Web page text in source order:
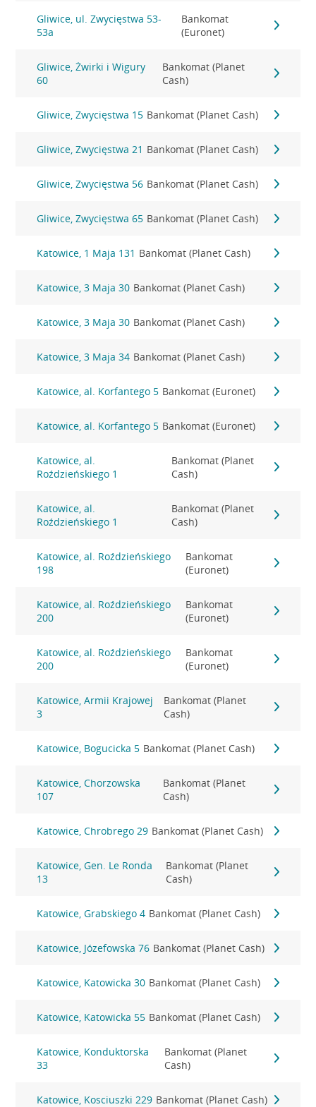
Gliwice, ul. Zwycięstwa 53-
53a
Bankomat
(Euronet)
Gliwice, Żwirki i Wigury
60
Bankomat (Planet
Cash)
Gliwice, Zwycięstwa 15 Bankomat (Planet Cash)
Gliwice, Zwycięstwa 21 Bankomat (Planet Cash)
Gliwice, Zwycięstwa 56 Bankomat (Planet Cash)
Gliwice, Zwycięstwa 65 Bankomat (Planet Cash)
Katowice, 1 Maja 131 Bankomat (Planet Cash)
Katowice, 3 Maja 30 Bankomat (Planet Cash)
Katowice, 3 Maja 30 Bankomat (Planet Cash)
Katowice, 3 Maja 34 Bankomat (Planet Cash)
Katowice, al. Korfantego 5 Bankomat (Euronet)
Katowice, al. Korfantego 5 Bankomat (Euronet)
Katowice, al.
Roździeńskiego 1
Bankomat (Planet
Cash)
Katowice, al.
Roździeńskiego 1
Bankomat (Planet
Cash)
Katowice, al. Roździeńskiego
198
Bankomat
(Euronet)
Katowice, al. Roździeńskiego
200
Bankomat
(Euronet)
Katowice, al. Roździeńskiego
200
Bankomat
(Euronet)
Katowice, Armii Krajowej
3
Bankomat (Planet
Cash)
Katowice, Bogucicka 5 Bankomat (Planet Cash)
Katowice, Chorzowska
107
Bankomat (Planet
Cash)
Katowice, Chrobrego 29 Bankomat (Planet Cash)
Katowice, Gen. Le Ronda
13
Bankomat (Planet
Cash)
Katowice, Grabskiego 4 Bankomat (Planet Cash)
Katowice, Józefowska 76 Bankomat (Planet Cash)
Katowice, Katowicka 30 Bankomat (Planet Cash)
Katowice, Katowicka 55 Bankomat (Planet Cash)
Katowice, Konduktorska
33
Bankomat (Planet
Cash)
Katowice, Kosciuszki 229 Bankomat (Planet Cash)